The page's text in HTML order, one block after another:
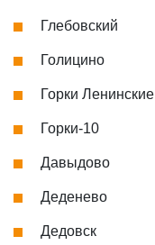
Глебовский
Голицино
Горки Ленинские
Горки-10
Давыдово
Деденево
Дедовск